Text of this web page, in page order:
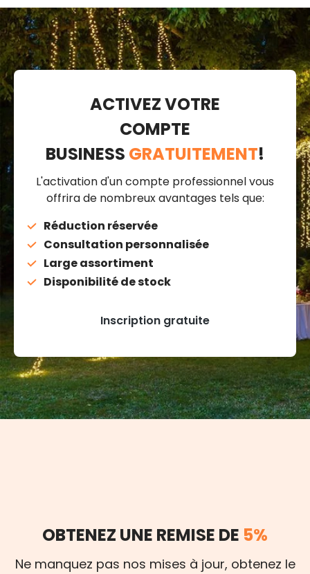
ACTIVEZ VOTRE
COMPTE
BUSINESS GRATUITEMENT!
L'activation d'un compte professionnel vous
offrira de nombreux avantages tels que:
Réduction réservée
Consultation personnalisée
Large assortiment
Disponibilité de stock
Inscription gratuite
OBTENEZ UNE REMISE DE 5%
Ne manquez pas nos mises à jour, obtenez le